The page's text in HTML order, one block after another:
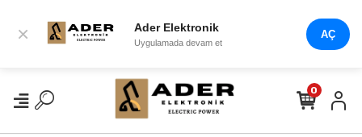
× Ader Elektronik
Uygulamada devam et
AÇ
0